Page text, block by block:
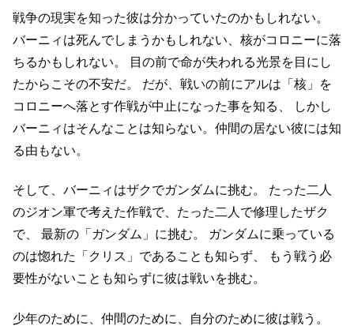
戦争の現実を知った彼は分かっていたのかもしれない。
バーニィは死んでしまうかもしれない、核がコロニーに落
ちるかもしれない。
目の前で命が失われる光景を目にし
たからこその不安だ。
だが、戦いの前にアルは「核」を
コロニーへ落とす作戦が中止になった事を知る、
しかし
バーニィはそんなことは知らない。仲間の居ない彼には知
る由もない。
そして、バーニィはザクでガンダムに挑む。
たった二人
のジオン軍で考えた作戦で、たった二人で修理したザク
で、
最新の「ガンダム」に挑む。
ガンダムに乗っている
のは惚れた「クリス」であることも知らず、
もう戦う必
要性がないことも知らずに彼は戦いを挑む。
少年のために、仲間のために、自分のために彼は戦う。